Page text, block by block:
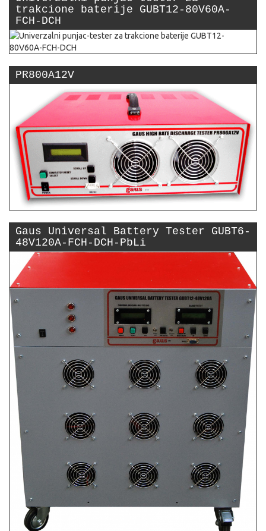
trakcione baterije GUBT12-80V60A-
FCH-DCH
PR800A12V
Gaus Universal Battery Tester GUBT6-
48V120A-FCH-DCH-PbLi